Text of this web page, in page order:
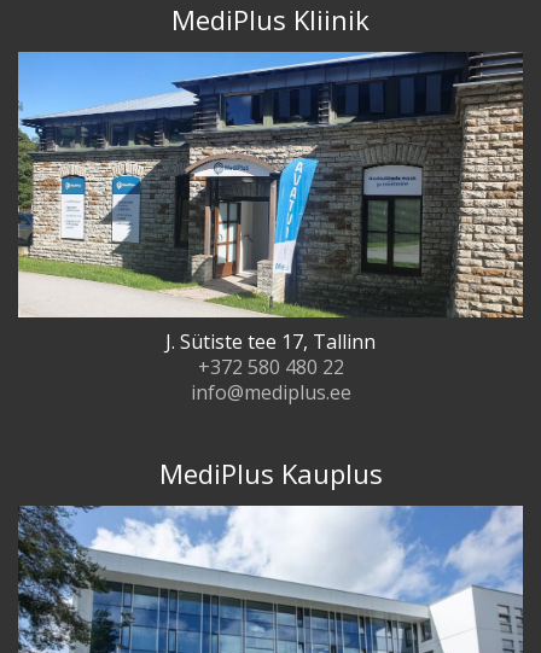
MediPlus Kliinik
J. Sütiste tee 17, Tallinn
+372 580 480 22
info@mediplus.ee
MediPlus Kauplus